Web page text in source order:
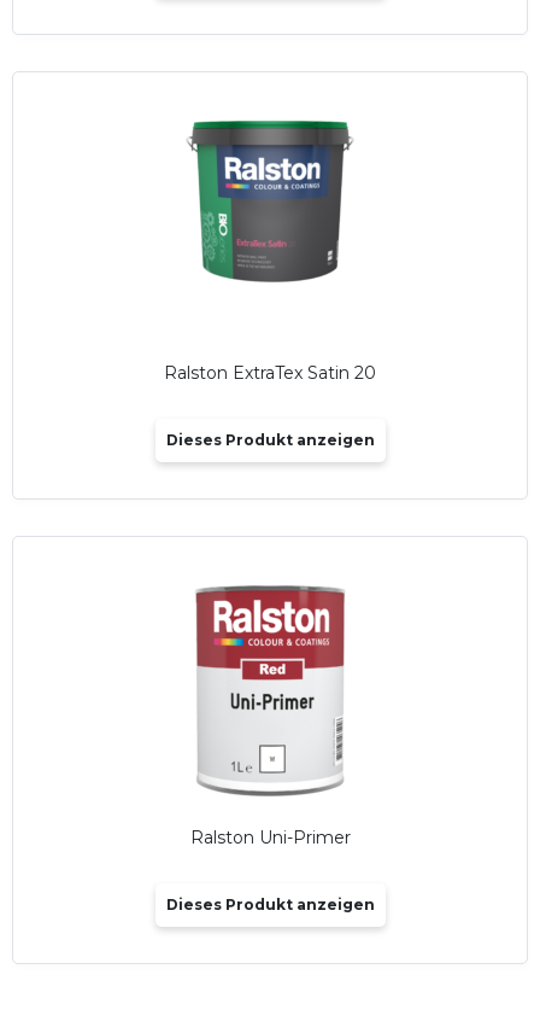
Ralston ExtraTex Satin 20
Dieses Produkt anzeigen
Ralston Uni-Primer
Dieses Produkt anzeigen